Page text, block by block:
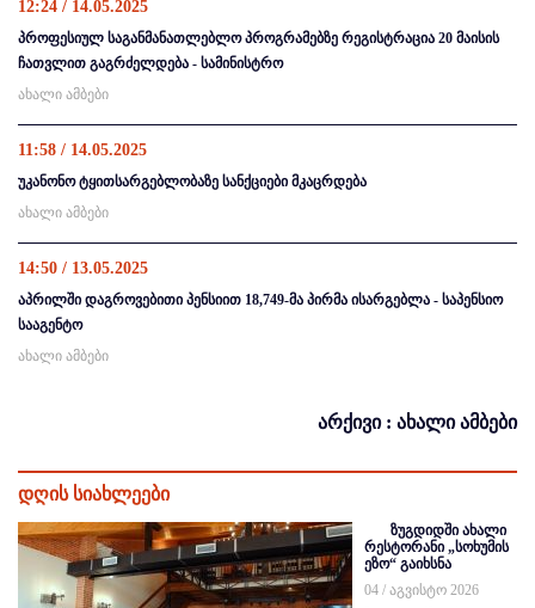
12:24 / 14.05.2025
პროფესიულ საგანმანათლებლო პროგრამებზე რეგისტრაცია 20 მაისის
ჩათვლით გაგრძელდება - სამინისტრო
ახალი ამბები
11:58 / 14.05.2025
უკანონო ტყითსარგებლობაზე სანქციები მკაცრდება
ახალი ამბები
14:50 / 13.05.2025
აპრილში დაგროვებითი პენსიით 18,749-მა პირმა ისარგებლა - საპენსიო
სააგენტო
ახალი ამბები
არქივი : ახალი ამბები
დღის სიახლეები
ზუგდიდში ახალი
რესტორანი „სოხუმის
ეზო“ გაიხსნა
04 / აგვისტო 2026